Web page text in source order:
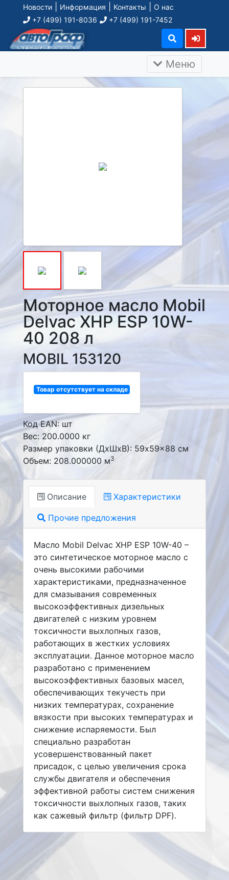
Новости Информация Контакты
О нас
+7 (499) 191-8036
+7 (499) 191-7452
Меню
Моторное масло Mobil
Delvac XHP ESP 10W-
40 208 л
MOBIL 153120
Товар отсутствует на складе
Код EAN: шт
Вес: 200.0000 кг
Размер упаковки (ДxШxВ): 59x59x88 см
Объем: 208.000000 м3
Описание Характеристики
Прочие предложения
Масло Mobil Delvac XHP ESP 10W-40 –
это синтетическое моторное масло с
очень высокими рабочими
характеристиками, предназначенное
для смазывания современных
высокоэффективных дизельных
двигателей с низким уровнем
токсичности выхлопных газов,
работающих в жестких условиях
эксплуатации. Данное моторное масло
разработано с применением
высокоэффективных базовых масел,
обеспечивающих текучесть при
низких температурах, сохранение
вязкости при высоких температурах и
снижение испаряемости. Был
специально разработан
усовершенствованный пакет
присадок, с целью увеличения срока
службы двигателя и обеспечения
эффективной работы систем снижения
токсичности выхлопных газов, таких
как сажевый фильтр (фильтр DPF).